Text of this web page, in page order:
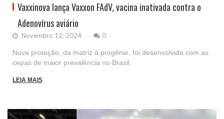
Vaxxinova lança Vaxxon FAdV, vacina inativada contra o
Adenovírus aviário
Novembro 12, 2024 0
Nova proteção, da matriz à progênie, foi desenvolvida com as
cepas de maior prevalência no Brasil.
LEIA MAIS